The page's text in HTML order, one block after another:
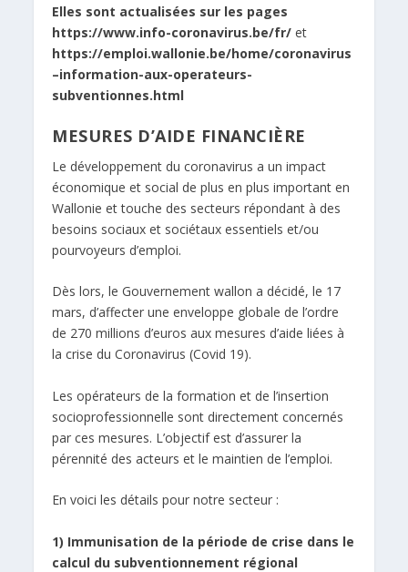
Elles sont actualisées sur les pages
https://www.info-coronavirus.be/fr/ et
https://emploi.wallonie.be/home/coronavirus
–information-aux-operateurs-
subventionnes.html
MESURES D’AIDE FINANCIÈRE
Le développement du coronavirus a un impact
économique et social de plus en plus important en
Wallonie et touche des secteurs répondant à des
besoins sociaux et sociétaux essentiels et/ou
pourvoyeurs d’emploi.
Dès lors, le Gouvernement wallon a décidé, le 17
mars, d’affecter une enveloppe globale de l’ordre
de 270 millions d’euros aux mesures d’aide liées à
la crise du Coronavirus (Covid 19).
Les opérateurs de la formation et de l’insertion
socioprofessionnelle sont directement concernés
par ces mesures. L’objectif est d’assurer la
pérennité des acteurs et le maintien de l’emploi.
En voici les détails pour notre secteur :
1) Immunisation de la période de crise dans le
calcul du subventionnement régional